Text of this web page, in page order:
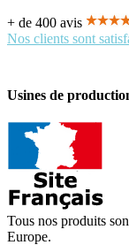
+ de 400 avis
Nos clients sont
Usines de
Tous nos produits
Europe.